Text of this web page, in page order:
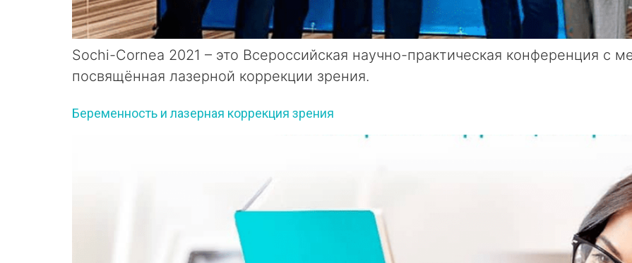
Sochi-Cornea 2021 – это Всероссийская научно-практическая конференция с
посвящённая лазерной коррекции зрения.
Беременность и лазерная коррекция зрения